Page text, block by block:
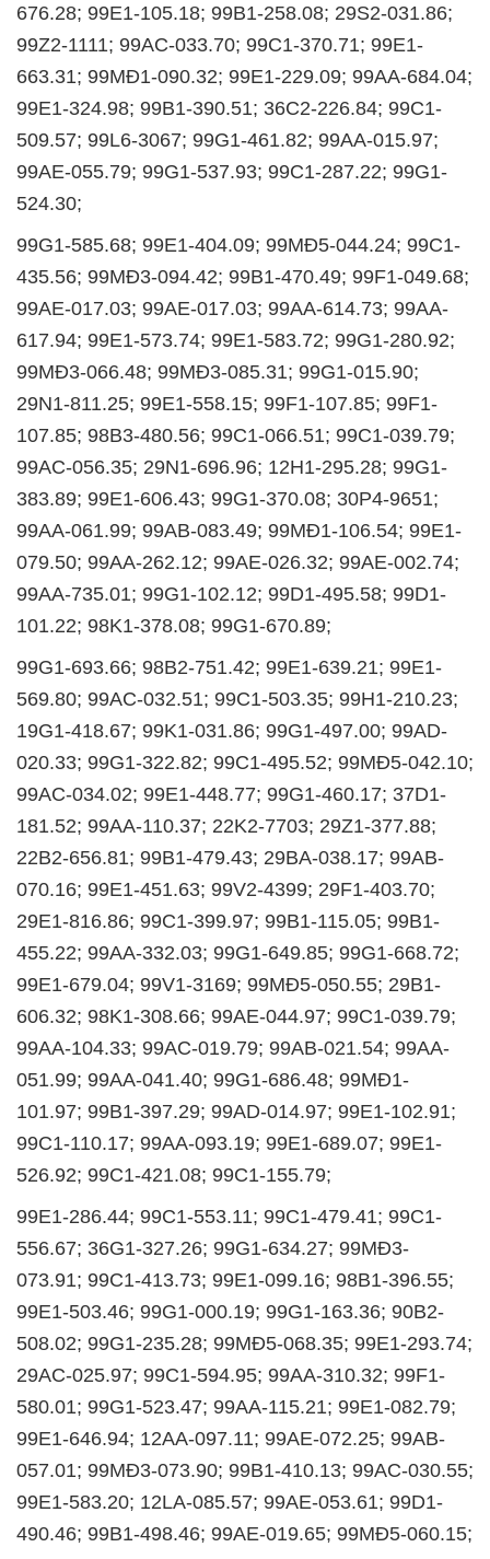
676.28; 99E1-105.18; 99B1-258.08; 29S2-031.86;
99Z2-1111; 99AC-033.70; 99C1-370.71; 99E1-
663.31; 99MĐ1-090.32; 99E1-229.09; 99AA-684.04;
99E1-324.98; 99B1-390.51; 36C2-226.84; 99C1-
509.57; 99L6-3067; 99G1-461.82; 99AA-015.97;
99AE-055.79; 99G1-537.93; 99C1-287.22; 99G1-
524.30;
99G1-585.68; 99E1-404.09; 99MĐ5-044.24; 99C1-
435.56; 99MĐ3-094.42; 99B1-470.49; 99F1-049.68;
99AE-017.03; 99AE-017.03; 99AA-614.73; 99AA-
617.94; 99E1-573.74; 99E1-583.72; 99G1-280.92;
99MĐ3-066.48; 99MĐ3-085.31; 99G1-015.90;
29N1-811.25; 99E1-558.15; 99F1-107.85; 99F1-
107.85; 98B3-480.56; 99C1-066.51; 99C1-039.79;
99AC-056.35; 29N1-696.96; 12H1-295.28; 99G1-
383.89; 99E1-606.43; 99G1-370.08; 30P4-9651;
99AA-061.99; 99AB-083.49; 99MĐ1-106.54; 99E1-
079.50; 99AA-262.12; 99AE-026.32; 99AE-002.74;
99AA-735.01; 99G1-102.12; 99D1-495.58; 99D1-
101.22; 98K1-378.08; 99G1-670.89;
99G1-693.66; 98B2-751.42; 99E1-639.21; 99E1-
569.80; 99AC-032.51; 99C1-503.35; 99H1-210.23;
19G1-418.67; 99K1-031.86; 99G1-497.00; 99AD-
020.33; 99G1-322.82; 99C1-495.52; 99MĐ5-042.10;
99AC-034.02; 99E1-448.77; 99G1-460.17; 37D1-
181.52; 99AA-110.37; 22K2-7703; 29Z1-377.88;
22B2-656.81; 99B1-479.43; 29BA-038.17; 99AB-
070.16; 99E1-451.63; 99V2-4399; 29F1-403.70;
29E1-816.86; 99C1-399.97; 99B1-115.05; 99B1-
455.22; 99AA-332.03; 99G1-649.85; 99G1-668.72;
99E1-679.04; 99V1-3169; 99MĐ5-050.55; 29B1-
606.32; 98K1-308.66; 99AE-044.97; 99C1-039.79;
99AA-104.33; 99AC-019.79; 99AB-021.54; 99AA-
051.99; 99AA-041.40; 99G1-686.48; 99MĐ1-
101.97; 99B1-397.29; 99AD-014.97; 99E1-102.91;
99C1-110.17; 99AA-093.19; 99E1-689.07; 99E1-
526.92; 99C1-421.08; 99C1-155.79;
99E1-286.44; 99C1-553.11; 99C1-479.41; 99C1-
556.67; 36G1-327.26; 99G1-634.27; 99MĐ3-
073.91; 99C1-413.73; 99E1-099.16; 98B1-396.55;
99E1-503.46; 99G1-000.19; 99G1-163.36; 90B2-
508.02; 99G1-235.28; 99MĐ5-068.35; 99E1-293.74;
29AC-025.97; 99C1-594.95; 99AA-310.32; 99F1-
580.01; 99G1-523.47; 99AA-115.21; 99E1-082.79;
99E1-646.94; 12AA-097.11; 99AE-072.25; 99AB-
057.01; 99MĐ3-073.90; 99B1-410.13; 99AC-030.55;
99E1-583.20; 12LA-085.57; 99AE-053.61; 99D1-
490.46; 99B1-498.46; 99AE-019.65; 99MĐ5-060.15;